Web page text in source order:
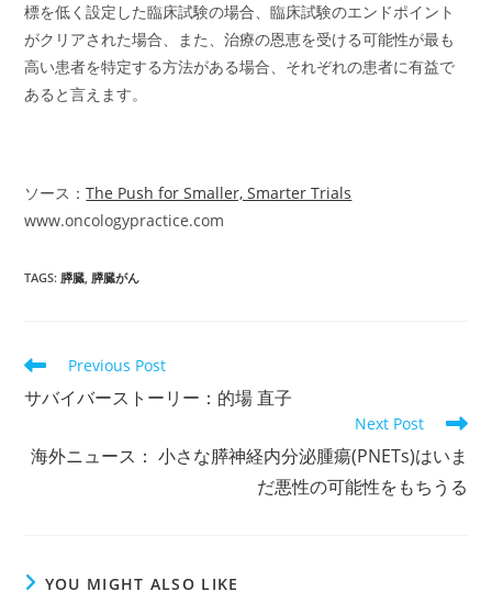
標を低く設定した臨床試験の場合、臨床試験のエンドポイント
がクリアされた場合、また、治療の恩恵を受ける可能性が最も
高い患者を特定する方法がある場合、それぞれの患者に有益で
あると言えます。
ソース：The Push for Smaller, Smarter Trials
www.oncologypractice.com
TAGS:膵臓, 膵臓がん
Read
articles
Previous Post
サバイバーストーリー：的場 直子
Next Post
海外ニュース： 小さな膵神経内分泌腫瘍(PNETs)はいま
だ悪性の可能性をもちうる
YOU MIGHT ALSO LIKE